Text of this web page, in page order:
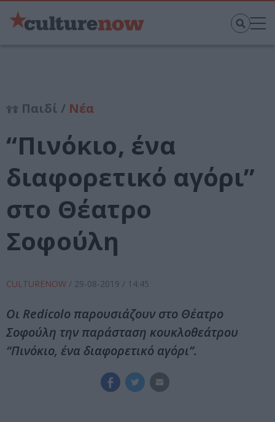
Παιδί / Νέα
“Πινόκιο, ένα
διαφορετικό αγόρι”
στο Θέατρο
Σοφούλη
CULTURENOW / 29-08-2019 / 14:45
Οι Redicolo παρουσιάζουν στο Θέατρο
Σοφούλη την παράσταση κουκλοθεάτρου
“Πινόκιο, ένα διαφορετικό αγόρι”.